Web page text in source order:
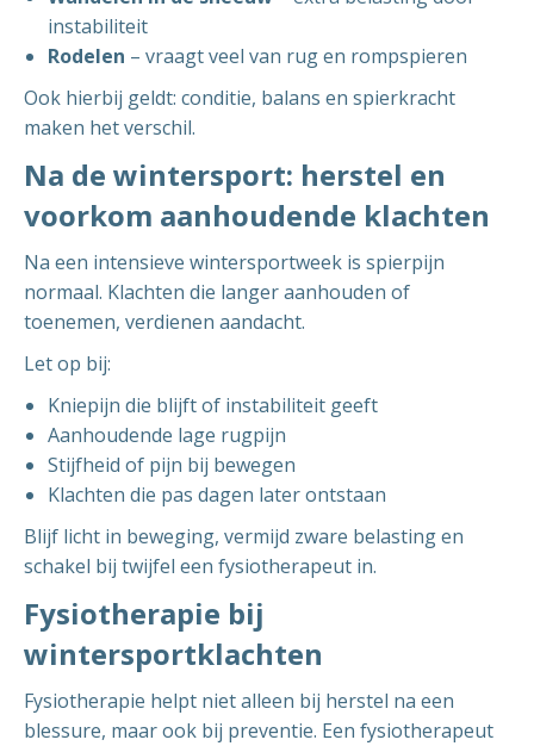
instabiliteit
Rodelen – vraagt veel van rug en rompspieren
Ook hierbij geldt: conditie, balans en spierkracht
maken het verschil.
Na de wintersport: herstel en
voorkom aanhoudende klachten
Na een intensieve wintersportweek is spierpijn
normaal. Klachten die langer aanhouden of
toenemen, verdienen aandacht.
Let op bij:
Kniepijn die blijft of instabiliteit geeft
Aanhoudende lage rugpijn
Stijfheid of pijn bij bewegen
Klachten die pas dagen later ontstaan
Blijf licht in beweging, vermijd zware belasting en
schakel bij twijfel een fysiotherapeut in.
Fysiotherapie bij
wintersportklachten
Fysiotherapie helpt niet alleen bij herstel na een
blessure, maar ook bij preventie. Een fysiotherapeut